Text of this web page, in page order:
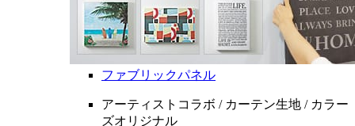
ファブリックパネル
アーティストコラボ / カーテン生地 / カラー
ズオリジナル